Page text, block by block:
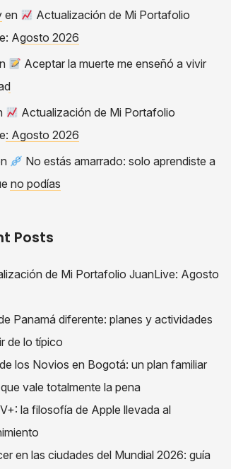
en
Actualización de Mi Portafolio
Agosto 2026
Aceptar la muerte me enseñó a vivir
Actualización de Mi Portafolio
Agosto 2026
No estás amarrado: solo aprendiste a
no podías
Posts
de Mi Portafolio JuanLive: Agosto
Panamá diferente: planes y actividades
de lo típico
los Novios en Bogotá: un plan familiar
vale totalmente la pena
la filosofía de Apple llevada al
en las ciudades del Mundial 2026: guía